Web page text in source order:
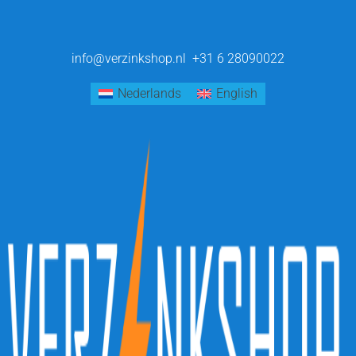
info@verzinkshop.nl +31 6 28090022
Nederlands English